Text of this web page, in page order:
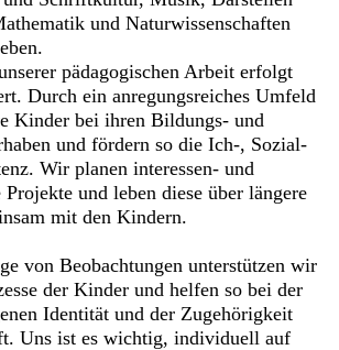
und Naturwissenschaften
pädagogischen Arbeit erfolgt
Durch ein anregungsreiches Umfeld
Kinder bei ihren Bildungs- und
und fördern so die Ich-, Sozial-
Wir planen interessen- und
Projekte und leben diese über längere
mit den Kindern.
von Beobachtungen unterstützen wir
der Kinder und helfen so bei der
Identität und der Zugehörigkeit
Uns ist es wichtig, individuell auf